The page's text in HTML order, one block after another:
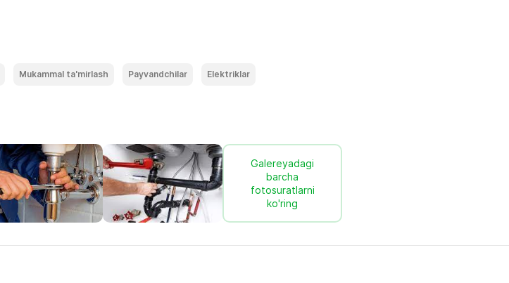
Mukammal ta'mirlash Payvandchilar Elektriklar
Galereyadagi
barcha
fotosuratlarni
ko'ring